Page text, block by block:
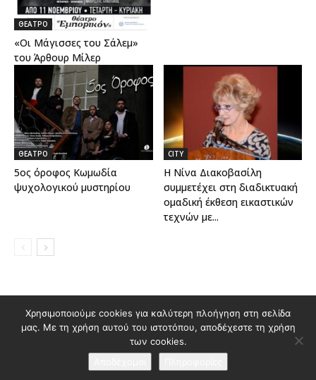
ΘΕΑΤΡΟ
«Οι Μάγισσες του Σάλεμ»
του Άρθουρ Μίλερ
ΘΕΑΤΡΟ
5ος όροφος Κωμωδία
ψυχολογικού μυστηρίου
CITY
Η Νίνα Διακοβασίλη
συμμετέχει στη διαδικτυακή
ομαδική έκθεση εικαστικών
τεχνών με...
Διαφημιστείτε στο Polis Magazino
Όροι χρήσης & Πολιτική Προστασίας Προσωπικών Δεδομένων
Επικοινωνία
© 2026 Κατασκευή ιστοσελίδαςidees creative marketing
Χρησιμοποιούμε cookies για καλύτερη πλοήγηση στη σελίδα
μας. Με τη χρήση αυτού του ιστοτόπου, αποδέχεστε τη χρήση
των cookies.